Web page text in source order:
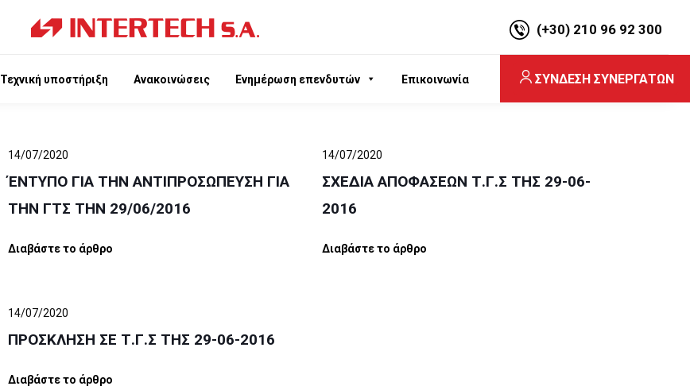
(+30) 210 96 92 300
Τεχνική υποστήριξη Ανακοινώσεις Ενημέρωση επενδυτών Επικοινωνία ΣΥΝΔΕΣΗ ΣΥΝΕΡΓΑΤΩΝ
14/07/2020
ΈΝΤΥΠΟ ΓΙΑ ΤΗΝ ΑΝΤΙΠΡΟΣΩΠΕΥΣΗ ΓΙΑ
ΤΗΝ ΓΤΣ ΤΗΝ 29/06/2016
Διαβάστε το άρθρο
14/07/2020
ΣΧΕΔΙΑ ΑΠΟΦΑΣΕΩΝ Τ.Γ.Σ ΤΗΣ 29-06-
2016
Διαβάστε το άρθρο
14/07/2020
ΠΡΟΣΚΛΗΣΗ ΣΕ Τ.Γ.Σ ΤΗΣ 29-06-2016
Διαβάστε το άρθρο